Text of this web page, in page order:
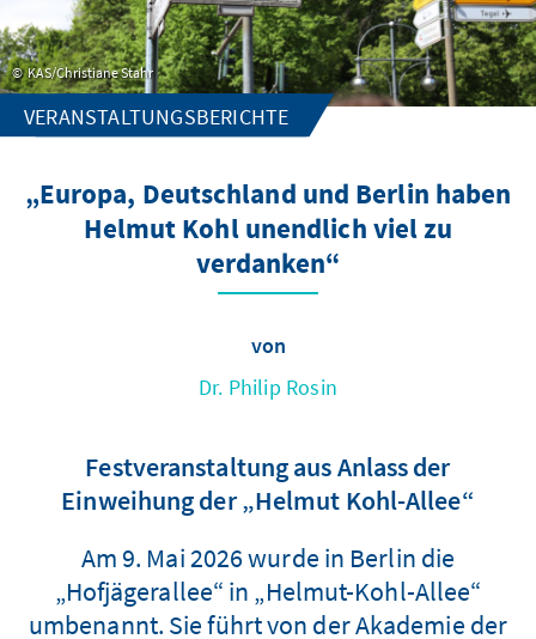
KAS/Christiane Stahr
VERANSTALTUNGSBERICHTE
„Europa, Deutschland und Berlin haben
Helmut Kohl unendlich viel zu
verdanken“
von
Dr. Philip Rosin
Festveranstaltung aus Anlass der
Einweihung der „Helmut Kohl-Allee“
Am 9. Mai 2026 wurde in Berlin die
„Hofjägerallee“ in „Helmut-Kohl-Allee“
umbenannt. Sie führt von der Akademie der